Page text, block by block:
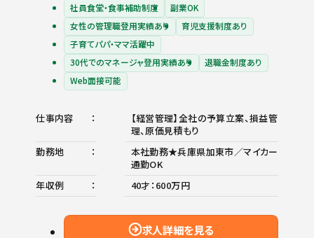
社員食堂・食事補助制度
副業OK
女性の管理職登用実績あり
育児支援制度あり
子育てパパ・ママ活躍中
30代でのマネージャ登用実績あり
退職金制度あり
Web面接可能
仕事内容
【経営管理】全社の予算立案、損益管
理、原価見積もり
勤務地
本社勤務★兵庫県加東市／マイカー
通勤OK
年収例
40才：600万円
求人詳細を見る